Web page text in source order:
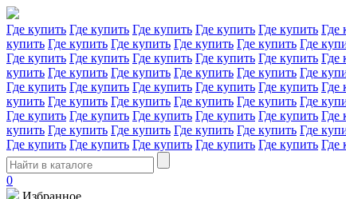
Где купить Где купить Где купить Где купить Где купить Где
купить Где купить Где купить Где купить Где купить Где
Где купить Где купить Где купить Где купить Где купить Где
купить Где купить Где купить Где купить Где купить Где
Где купить Где купить Где купить Где купить Где купить Где
купить Где купить Где купить Где купить Где купить Где
Где купить Где купить Где купить Где купить Где купить Где
купить Где купить Где купить Где купить Где купить Где
Где купить Где купить Где купить Где купить Где купить Где
0
Избранное